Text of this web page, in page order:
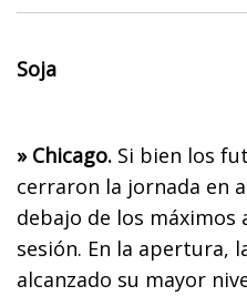
Soja
» Chicago. Si bien los
cerraron la jornada en
debajo de los máximos
sesión. En la apertura,
alcanzado su mayor